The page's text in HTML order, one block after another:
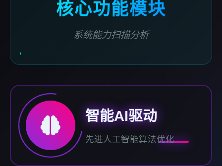
核心功能模块
系统能力扫描分析
智能AI驱动
先进人工智能算法优化